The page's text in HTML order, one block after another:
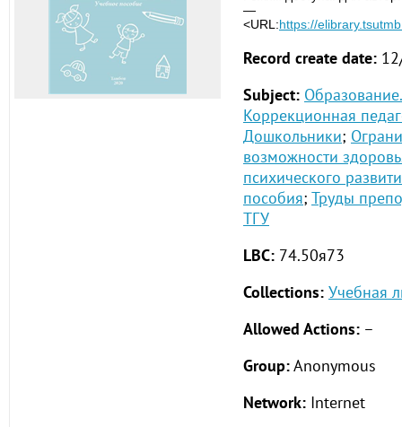
—
<URL:https://
Record create date:
Subject:
Коррекционная
Дошкольники;
возможности
психического
пособия; Труды
ТГУ
LBC: 74.50я73
Collections: Учебная
Allowed Actions: –
Group:Anonymous
Network: Internet